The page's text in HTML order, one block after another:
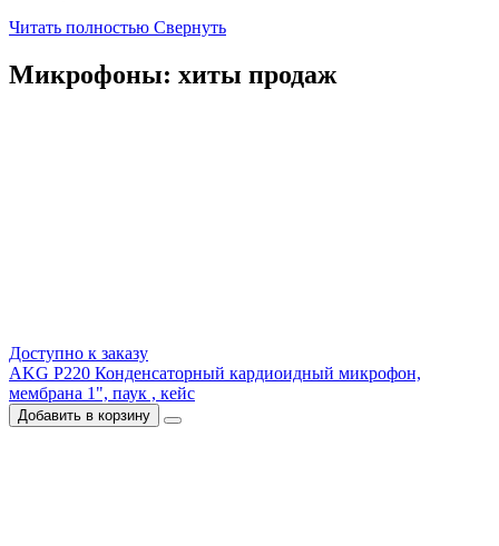
Читать полностью Свернуть
Микрофоны: хиты продаж
Доступно к заказу
AKG P220 Конденсаторный кардиоидный микрофон,
мембрана 1", паук , кейс
Добавить в корзину